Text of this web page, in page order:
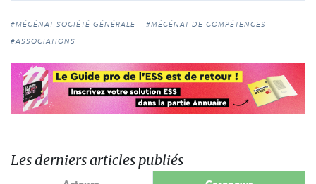
#MÉCÉNAT SOCIÉTÉ GÉNÉRALE
#MÉCÉNAT DE COMPÉTENCES
#ASSOCIATIONS
Les derniers articles publiés